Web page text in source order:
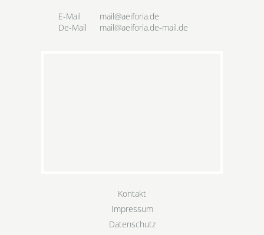
E-Mail
mail@aeiforia.de
De-Mail
mail@aeiforia.de-mail.de
Kontakt
Impressum
Datenschutz